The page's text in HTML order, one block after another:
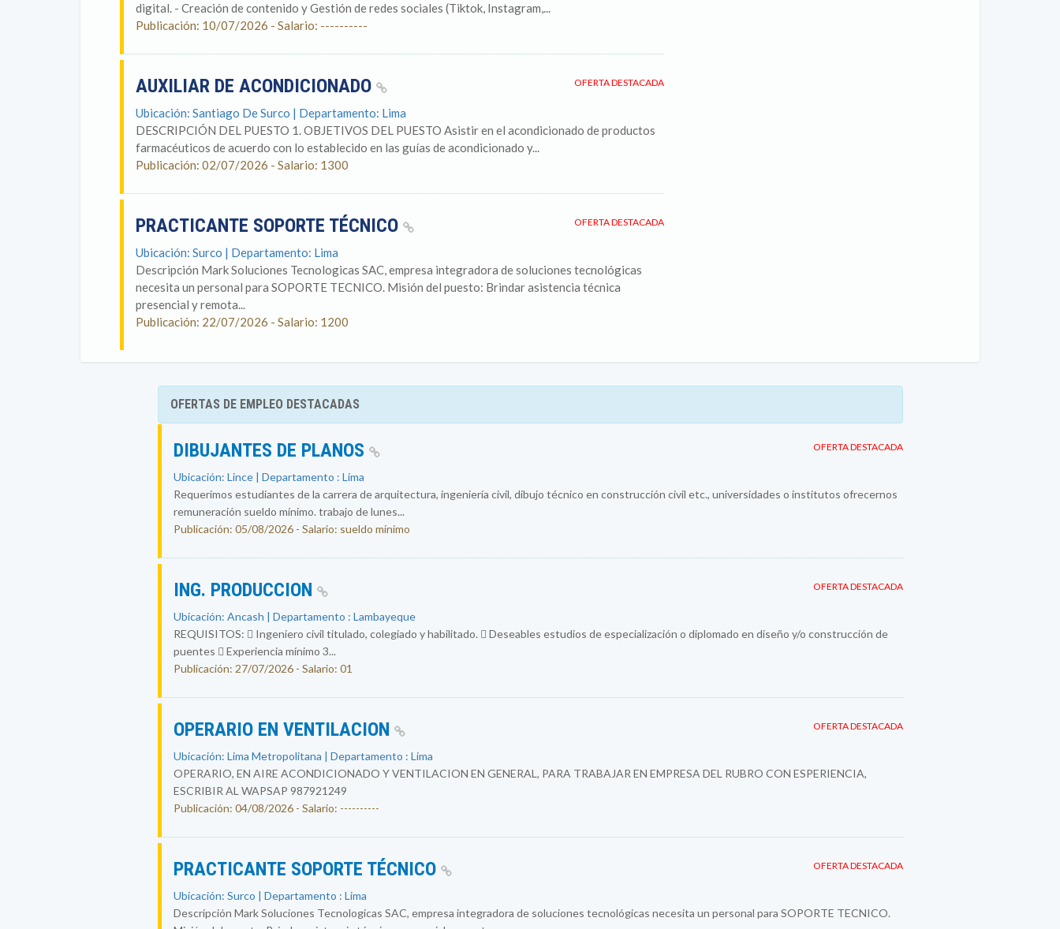
digital. - Creación de contenido y Gestión de redes sociales (Tiktok, Instagram,...
Publicación: 10/07/2026 - Salario: ----------
OFERTA DESTACADA
AUXILIAR DE ACONDICIONADO
Ubicación: Santiago De Surco | Departamento: Lima
DESCRIPCIÓN DEL PUESTO 1. OBJETIVOS DEL PUESTO Asistir en el acondicionado de productos
farmacéuticos de acuerdo con lo establecido en las guías de acondicionado y...
Publicación: 02/07/2026 - Salario: 1300
OFERTA DESTACADA
PRACTICANTE SOPORTE TÉCNICO
Ubicación: Surco | Departamento: Lima
Descripción Mark Soluciones Tecnologicas SAC, empresa integradora de soluciones tecnológicas
necesita un personal para SOPORTE TECNICO. Misión del puesto: Brindar asistencia técnica
presencial y remota...
Publicación: 22/07/2026 - Salario: 1200
OFERTAS DE EMPLEO DESTACADAS
OFERTA DESTACADA
DIBUJANTES DE PLANOS
Ubicación: Lince | Departamento : Lima
Requerimos estudiantes de la carrera de arquitectura, ingeniería civil, dibujo técnico en construcción civil etc., universidades o institutos ofrecernos
remuneración sueldo mínimo. trabajo de lunes...
Publicación: 05/08/2026 - Salario: sueldo mínimo
OFERTA DESTACADA
ING. PRODUCCION
Ubicación: Ancash | Departamento : Lambayeque
REQUISITOS:  Ingeniero civil titulado, colegiado y habilitado.  Deseables estudios de especialización o diplomado en diseño y/o construcción de
puentes  Experiencia mínimo 3...
Publicación: 27/07/2026 - Salario: 01
OFERTA DESTACADA
OPERARIO EN VENTILACION
Ubicación: Lima Metropolitana | Departamento : Lima
OPERARIO, EN AIRE ACONDICIONADO Y VENTILACION EN GENERAL, PARA TRABAJAR EN EMPRESA DEL RUBRO CON ESPERIENCIA,
ESCRIBIR AL WAPSAP 987921249
Publicación: 04/08/2026 - Salario: ----------
OFERTA DESTACADA
PRACTICANTE SOPORTE TÉCNICO
Ubicación: Surco | Departamento : Lima
Descripción Mark Soluciones Tecnologicas SAC, empresa integradora de soluciones tecnológicas necesita un personal para SOPORTE TECNICO.